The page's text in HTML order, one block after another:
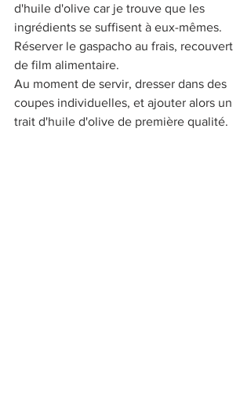
d'huile d'olive car je trouve que les
ingrédients se suffisent à eux-mêmes.
Réserver le gaspacho au frais, recouvert
de film alimentaire.
Au moment de servir, dresser dans des
coupes individuelles, et ajouter alors un
trait d'huile d'olive de première qualité.